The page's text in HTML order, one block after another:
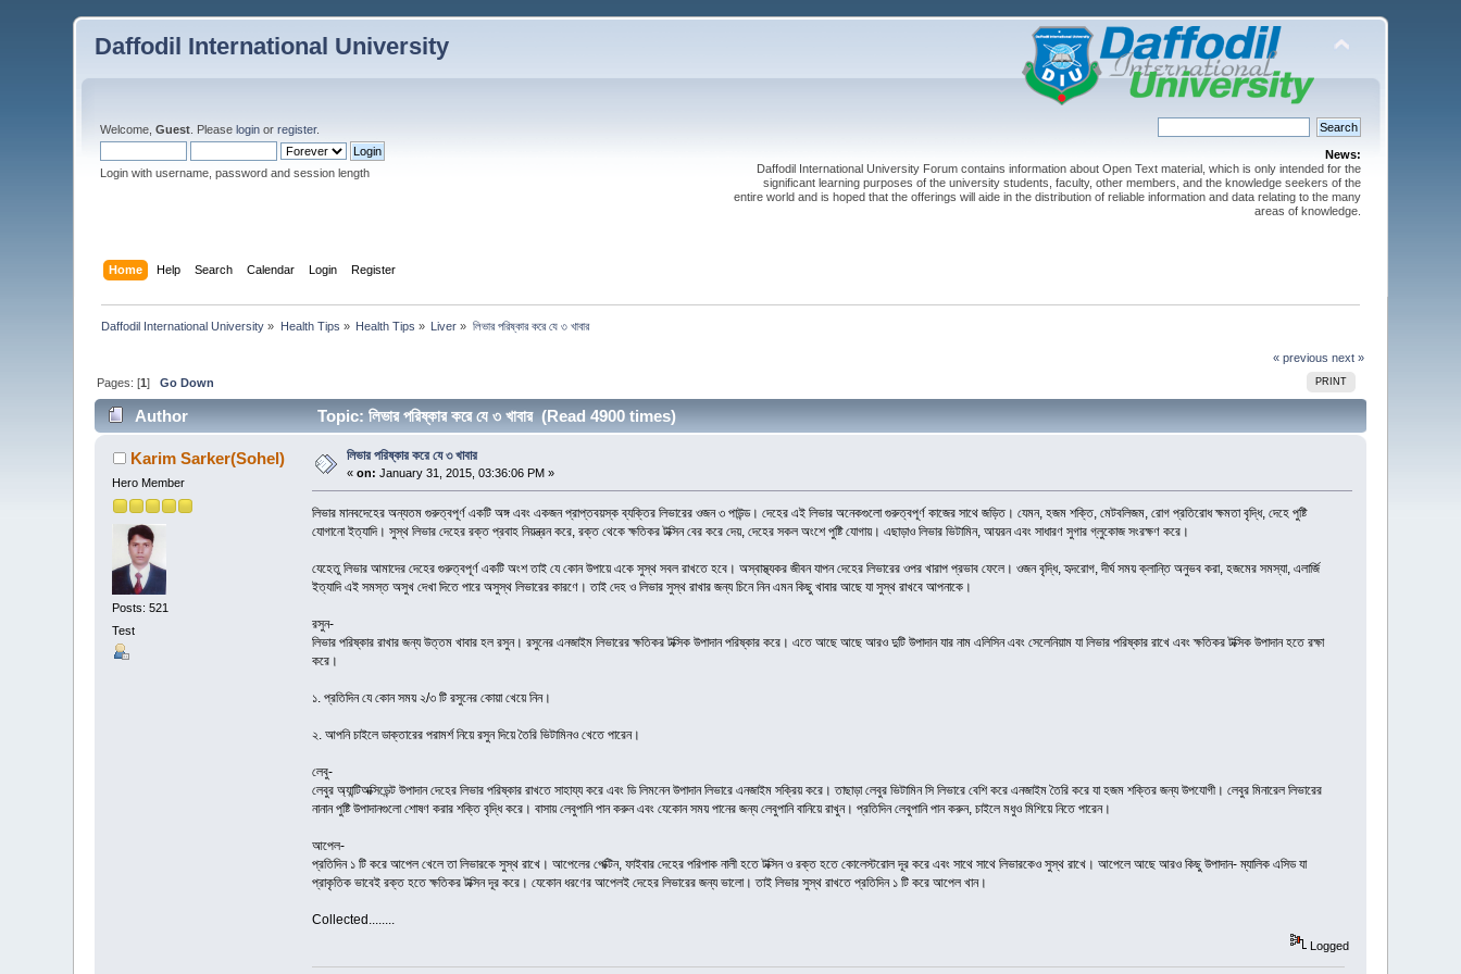
Daffodil International University
Welcome,Guest . Pleaselogin orregister.
Login with username, password and session length
News:
Daffodil International University Forum contains information about Open Text material, which is only intended for the
significant learning purposes of the university students, faculty, other members, and the knowledge seekers of the
entire world and is hoped that the offerings will aide in the distribution of reliable information and data relating to the many
areas of knowledge.
Home Help Search Calendar Login Register
Daffodil International University » Health Tips » Health Tips » Liver » লিভার পরিষ্কার করে যে ৩ খাবার
« previous next »
PRINT
Pages: [1]Go Down
Author Topic: লিভার পরিষ্কার করে যে ৩ খাবার (Read 4900 times)
Karim Sarker(Sohel)
Hero Member
Posts: 521
Test
লিভার পরিষ্কার করে যে ৩ খাবার
«on: January 31, 2015, 03:36:06 PM »
লিভার মানবদেহের অন্যতম গুরুত্বপূর্ণ একটি অঙ্গ এবং একজন প্রাপ্তবয়স্ক ব্যক্তির লিভারের ওজন ৩ পাউন্ড। দেহের এই লিভার অনেকগুলো গুরুত্বপূর্ণ কাজের সাথে জড়িত। যেমন, হজম শক্তি, মেটবলিজম, রোগ প্রতিরোধ ক্ষমতা বৃদ্ধি, দেহে পুষ্টি
যোগানো ইত্যাদি। সুস্থ লিভার দেহের রক্ত প্রবাহ নিয়ন্ত্রন করে, রক্ত থেকে ক্ষতিকর টক্সিন বের করে দেয়, দেহের সকল অংশে পুষ্টি যোগায়। এছাড়াও লিভার ভিটামিন, আয়রন এবং সাধারণ সুগার গ্লুকোজ সংরক্ষণ করে।
যেহেতু লিভার আমাদের দেহের গুরুত্বপূর্ণ একটি অংশ তাই যে কোন উপায়ে একে সুস্থ সবল রাখতে হবে। অস্বাস্থ্যকর জীবন যাপন দেহের লিভারের ওপর খারাপ প্রভাব ফেলে। ওজন বৃদ্ধি, হৃদরোগ, দীর্ঘ সময় ক্লান্তি অনুভব করা, হজমের সমস্যা, এলার্জি
ইত্যাদি এই সমস্ত অসুখ দেখা দিতে পারে অসুস্থ লিভারের কারণে। তাই দেহ ও লিভার সুস্থ রাখার জন্য চিনে নিন এমন কিছু খাবার আছে যা সুস্থ রাখবে আপনাকে।
রসুন-
লিভার পরিষ্কার রাখার জন্য উত্তম খাবার হল রসুন। রসুনের এনজাইম লিভারের ক্ষতিকর টক্সিক উপাদান পরিষ্কার করে। এতে আছে আছে আরও দুটি উপাদান যার নাম এলিসিন এবং সেলেনিয়াম যা লিভার পরিষ্কার রাখে এবং ক্ষতিকর টক্সিক উপাদান হতে রক্ষা
করে।
১. প্রতিদিন যে কোন সময় ২/৩ টি রসুনের কোয়া খেয়ে নিন।
২. আপনি চাইলে ডাক্তারের পরামর্শ নিয়ে রসুন দিয়ে তৈরি ভিটামিনও খেতে পারেন।
লেবু-
লেবুর অ্যান্টিঅক্সিডেন্ট উপাদান দেহের লিভার পরিষ্কার রাখতে সাহায্য করে এবং ডি লিমনেন উপাদান লিভারে এনজাইম সক্রিয় করে। তাছাড়া লেবুর ভিটামিন সি লিভারে বেশি করে এনজাইম তৈরি করে যা হজম শক্তির জন্য উপযোগী। লেবুর মিনারেল লিভারের
নানান পুষ্টি উপাদানগুলো শোষণ করার শক্তি বৃদ্ধি করে। বাসায় লেবুপানি পান করুন এবং যেকোন সময় পানের জন্য লেবুপানি বানিয়ে রাখুন। প্রতিদিন লেবুপানি পান করুন, চাইলে মধুও মিশিয়ে নিতে পারেন।
আপেল-
প্রতিদিন ১ টি করে আপেল খেলে তা লিভারকে সুস্থ রাখে। আপেলের পেক্টিন, ফাইবার দেহের পরিপাক নালী হতে টক্সিন ও রক্ত হতে কোলেস্টরোল দূর করে এবং সাথে সাথে লিভারকেও সুস্থ রাখে। আপেলে আছে আরও কিছু উপাদান- ম্যালিক এসিড যা
প্রাকৃতিক ভাবেই রক্ত হতে ক্ষতিকর টক্সিন দূর করে। যেকোন ধরণের আপেলই দেহের লিভারের জন্য ভালো। তাই লিভার সুস্থ রাখতে প্রতিদিন ১ টি করে আপেল খান।
Collected........
Logged